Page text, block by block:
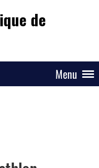
de
Menu